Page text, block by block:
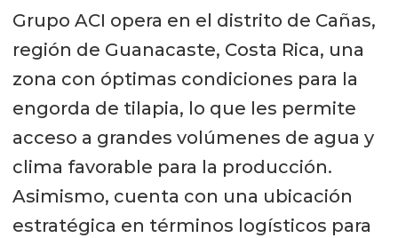
Grupo ACI opera en el distrito de Cañas,
región de Guanacaste, Costa Rica, una
zona con óptimas condiciones para la
engorda de tilapia, lo que les permite
acceso a grandes volúmenes de agua y
clima favorable para la producción.
Asimismo, cuenta con una ubicación
estratégica en términos logísticos para